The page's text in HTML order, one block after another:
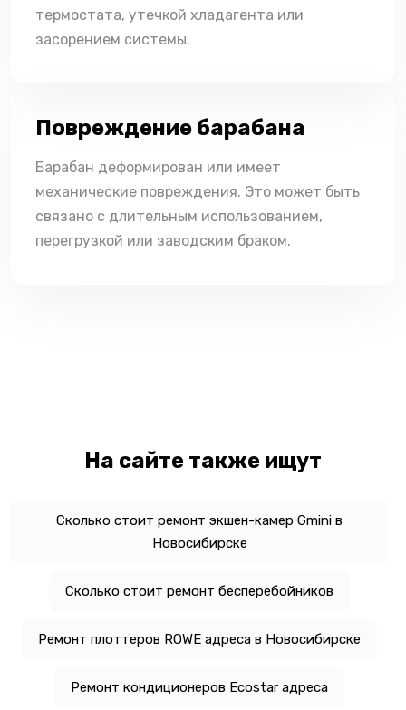
термостата, утечкой хладагента или
засорением системы.
Повреждение барабана
Барабан деформирован или имеет
механические повреждения. Это может быть
связано с длительным использованием,
перегрузкой или заводским браком.
На сайте также ищут
Сколько стоит ремонт экшен-камер Gmini в
Новосибирске
Сколько стоит ремонт бесперебойников
Ремонт плоттеров ROWE адреса в Новосибирске
Ремонт кондиционеров Ecostar адреса